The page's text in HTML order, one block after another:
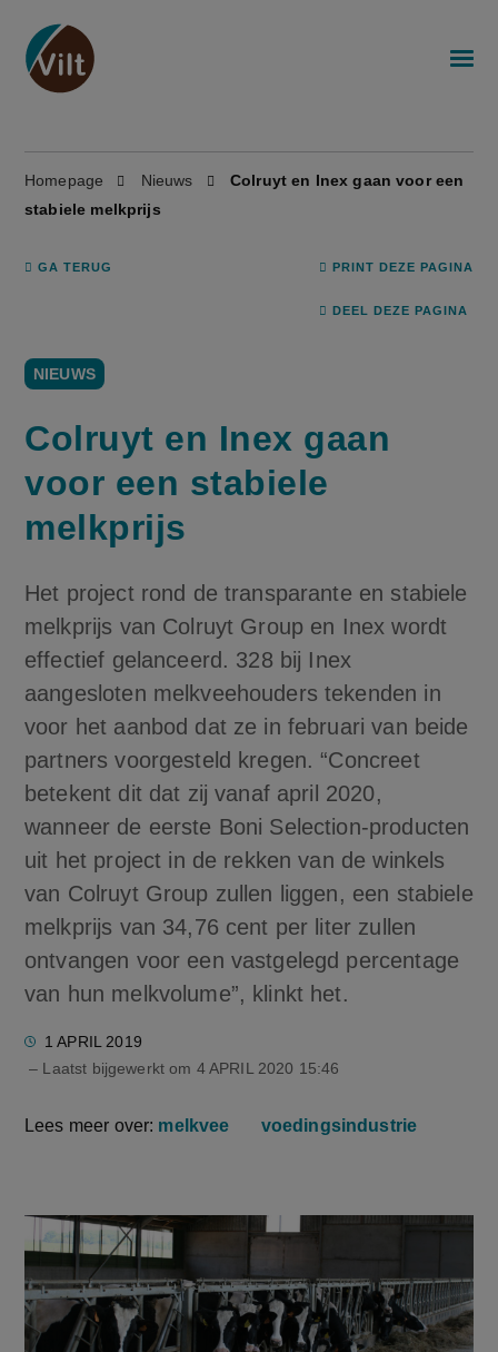
Homepage Nieuws
Colruyt en Inex gaan voor een
stabiele melkprijs
GA TERUG PRINT DEZE PAGINA
DEEL DEZE PAGINA
NIEUWS
Colruyt en Inex gaan
voor een stabiele
melkprijs
Het project rond de transparante en stabiele
melkprijs van Colruyt Group en Inex wordt
effectief gelanceerd. 328 bij Inex
aangesloten melkveehouders tekenden in
voor het aanbod dat ze in februari van beide
partners voorgesteld kregen. “Concreet
betekent dit dat zij vanaf april 2020,
wanneer de eerste Boni Selection-producten
uit het project in de rekken van de winkels
van Colruyt Group zullen liggen, een stabiele
melkprijs van 34,76 cent per liter zullen
ontvangen voor een vastgelegd percentage
van hun melkvolume”, klinkt het.
1 APRIL 2019
– Laatst bijgewerkt om 4 APRIL 2020 15:46
Lees meer over: melkvee voedingsindustrie